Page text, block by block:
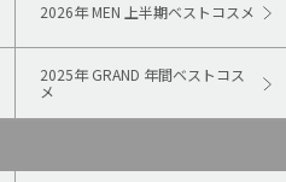
2026年 MEN 上半期ベストコスメ
2025年 GRAND 年間ベストコス
メ